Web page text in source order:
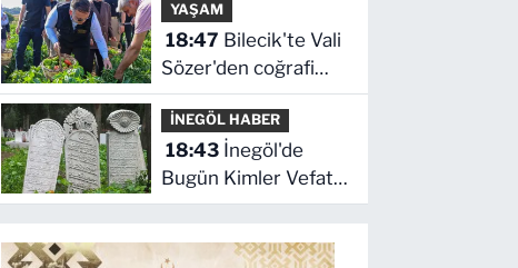
'Terörsüz Türkiye'
mesajı
YAŞAM
18:47
Sözer'den coğrafi
işaretli Kamber
Biberi hasadı
İNEGÖL HABER
18:43
Bugün Kimler Vefat
Etti? | 05 Ağustos